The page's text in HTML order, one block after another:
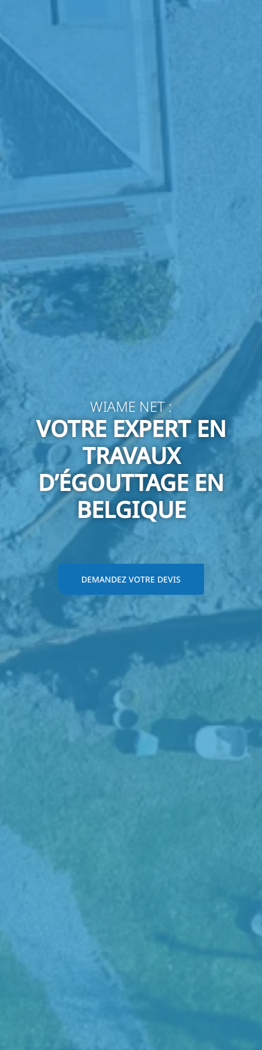
WIAME NET :
VOTRE EXPERT EN
TRAVAUX
D’ÉGOUTTAGE EN
BELGIQUE
DEMANDEZ VOTRE DEVIS